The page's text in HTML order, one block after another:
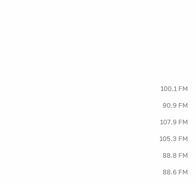
100.1 FM
90.9 FM
107.9 FM
105.3 FM
88.8 FM
88.6 FM